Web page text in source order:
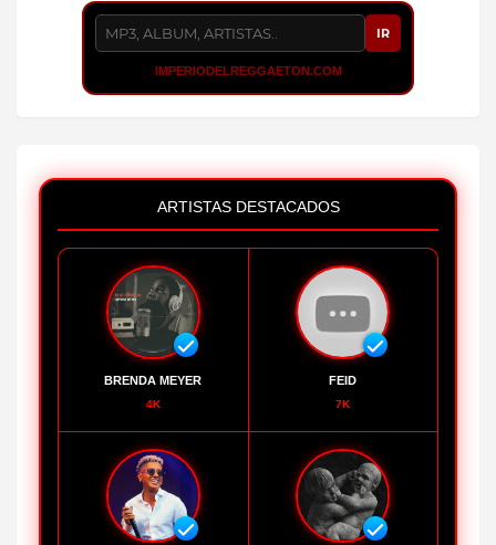
IR
IMPERIODELREGGAETON.COM
ARTISTAS DESTACADOS
BRENDA MEYER
4K
FEID
7K